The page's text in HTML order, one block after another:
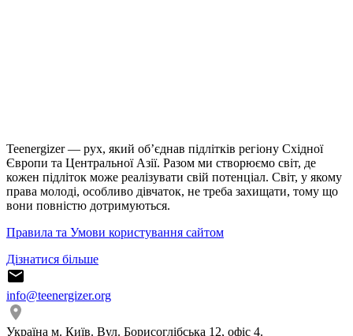
Teenergizer — рух, який об’єднав підлітків регіону Східної
Європи та Центральної Азії. Разом ми створюємо світ, де
кожен підліток може реалізувати свій потенціал. Світ, у якому
права молоді, особливо дівчаток, не треба захищати, тому що
вони повністю дотримуються.
Правила та Умови користування сайтом
Дізнатися більше
info@teenergizer.org
Україна м. Київ. Вул. Борисоглібська 12, офіс 4.